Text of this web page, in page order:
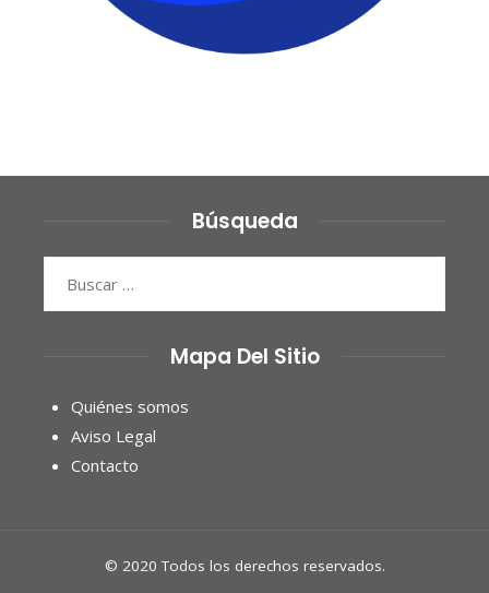
Búsqueda
Mapa Del Sitio
Quiénes somos
Aviso Legal
Contacto
© 2020 Todos los derechos reservados.